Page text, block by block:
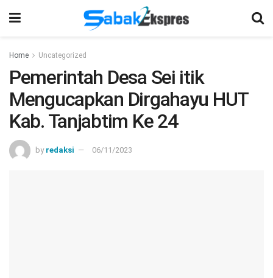
Home Uncategorized
Pemerintah Desa Sei itik
Mengucapkan Dirgahayu HUT
Kab. Tanjabtim Ke 24
by redaksi 06/11/2023